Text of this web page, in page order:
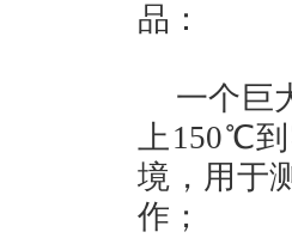
品：
一个巨
上150℃
境，用于
作；